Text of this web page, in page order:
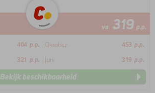
va 319 p.p.
404 p.p. Oktober 453 p.p.
321 p.p. Juni 319 p.p.
Bekijk beschikbaarheid